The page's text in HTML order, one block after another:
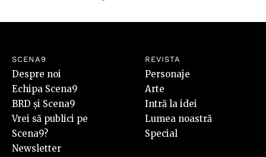
SCENA9
Despre noi
Echipa Scena9
BRD și Scena9
Vrei să publici pe
Scena9?
Newsletter
REVISTA
Personaje
Arte
Intră la idei
Lumea noastră
Special